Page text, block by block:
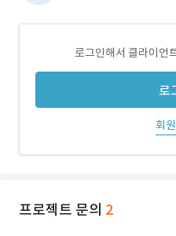
로그인해서 클라이언
로
회
프로젝트 문의 2